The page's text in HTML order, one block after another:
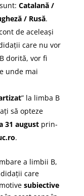
Catalană /
/ Rusă.
de aceleași
care nu vor
dorită, vor fi
unde mai
” la limba B
să opteze
31 august prin-
.
a limbii B,
care
subiective